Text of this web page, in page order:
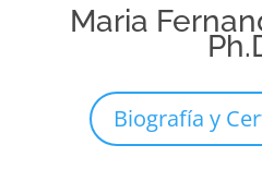
Maria
Biografía y